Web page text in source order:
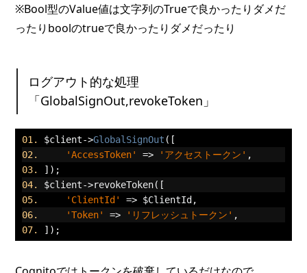
※Bool型のValue値は文字列のTrueで良かったりダメだ
ったりboolのtrueで良かったりダメだったり
ログアウト的な処理
「GlobalSignOut,revokeToken」
$client->GlobalSignOut ([
'AccessToken'
=> 'アクセストークン' ,
]);
$client->revokeToken([
'ClientId'
=> $ClientId ,
'Token'
=> 'リフレッシュトークン' ,
]);